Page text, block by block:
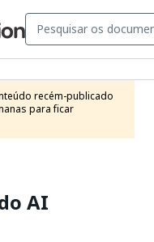
recém-publicado
para ficar
AI